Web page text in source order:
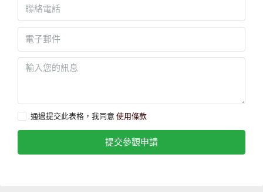
通過提交此表格，我同意 使用條款
提交參觀申請